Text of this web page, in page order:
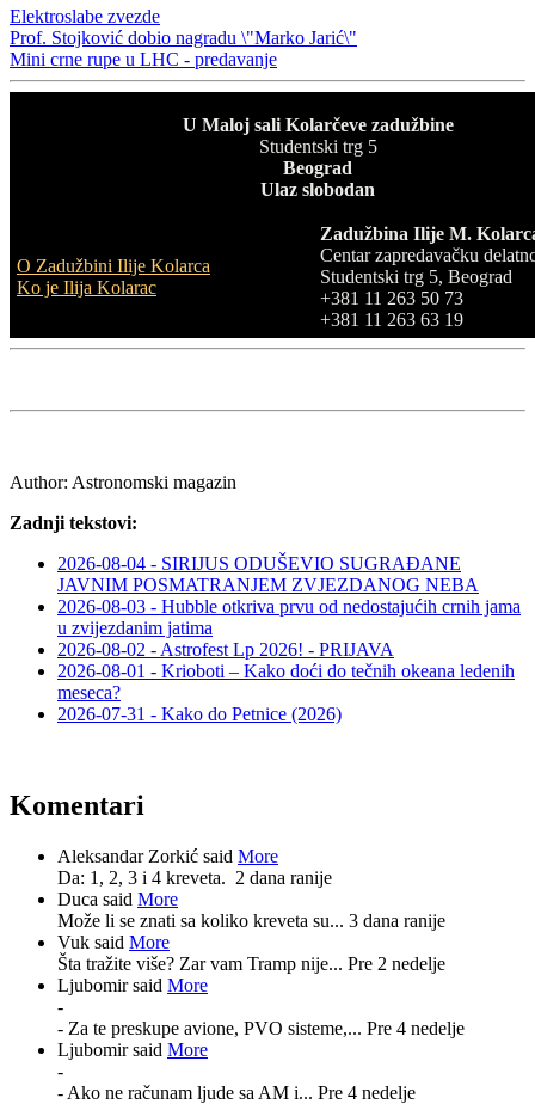
Elektroslabe zvezde
Prof. Stojković dobio nagradu \"Marko Jarić\"
Mini crne rupe u LHC - predavanje
U Maloj sali Kolarčeve zadužbine
Studentski trg 5
Beograd
Ulaz slobodan
O Zadužbini Ilije Kolarca
Ko je Ilija Kolarac
Zadužbina Ilije M.
Centar zapredavačku
Studentski trg 5, Beograd
+381 11 263 50 73
+381 11 263 63 19
Author: Astronomski magazin
Zadnji tekstovi:
2026-08-04 - SIRIJUS ODUŠEVIO SUGRAĐANE
JAVNIM POSMATRANJEM ZVJEZDANOG NEBA
2026-08-03 - Hubble otkriva prvu od nedostajućih crnih jama
u zvijezdanim jatima
2026-08-02 - Astrofest Lp 2026! - PRIJAVA
2026-08-01 - Krioboti – Kako doći do tečnih okeana ledenih
meseca?
2026-07-31 - Kako do Petnice (2026)
Komentari
Aleksandar Zorkić said More
Da: 1, 2, 3 i 4 kreveta. 2 dana ranije
Duca said More
Može li se znati sa koliko kreveta su... 3 dana ranije
Vuk said More
Šta tražite više? Zar vam Tramp nije... Pre 2 nedelje
Ljubomir said More
-
- Za te preskupe avione, PVO sisteme,... Pre 4 nedelje
Ljubomir said More
-
- Ako ne računam ljude sa AM i... Pre 4 nedelje